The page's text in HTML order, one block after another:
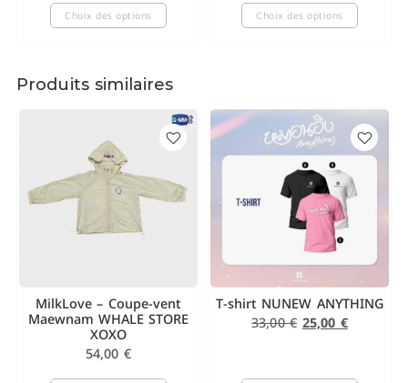
Choix des options Choix des options
Produits similaires
MilkLove – Coupe-vent
Maewnam WHALE STORE
XOXO
54,00 €
T-shirt NUNEW ANYTHING
33,00€ 25,00 €